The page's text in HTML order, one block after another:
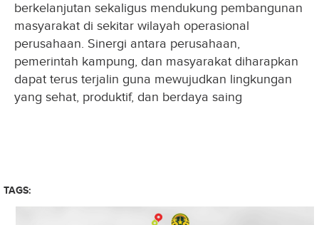
berkelanjutan sekaligus mendukung pembangunan
masyarakat di sekitar wilayah operasional
perusahaan. Sinergi antara perusahaan,
pemerintah kampung, dan masyarakat diharapkan
dapat terus terjalin guna mewujudkan lingkungan
yang sehat, produktif, dan berdaya saing
TAGS: